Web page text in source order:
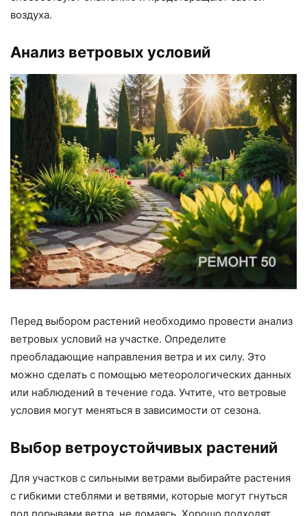
воздуха.
Анализ ветровых условий
Перед выбором растений необходимо провести анализ
ветровых условий на участке. Определите
преобладающие направления ветра и их силу. Это
можно сделать с помощью метеорологических данных
или наблюдений в течение года. Учтите, что ветровые
условия могут меняться в зависимости от сезона.
Выбор ветроустойчивых растений
Для участков с сильными ветрами выбирайте растения
с гибкими стеблями и ветвями, которые могут гнуться